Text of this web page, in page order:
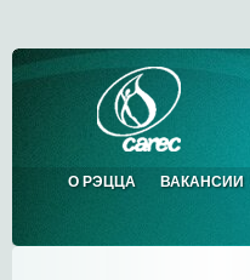
О РЭЦЦА ВАКАНСИИ